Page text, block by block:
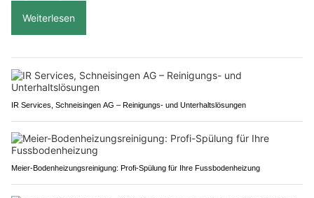
Weiterlesen
IR Services, Schneisingen AG – Reinigungs- und Unterhaltslösungen
Meier-Bodenheizungsreinigung: Profi-Spülung für Ihre Fussbodenheizung